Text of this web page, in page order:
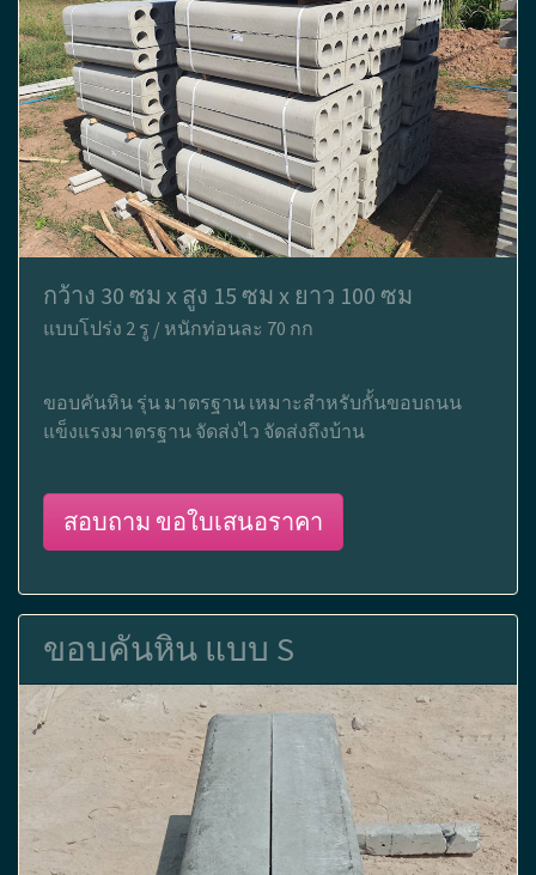
กว้าง 30 ซม x สูง 15 ซม x ยาว 100 ซม
แบบโปร่ง 2 รู / หนักท่อนละ 70 กก
ขอบคันหิน รุ่น มาตรฐาน เหมาะสำหรับกั้นขอบถนน
แข็งแรงมาตรฐาน จัดส่งไว จัดส่งถึงบ้าน
สอบถาม ขอใบเสนอราคา
ขอบคันหิน แบบ S